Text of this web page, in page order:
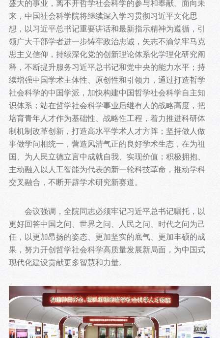
盛大的事业，离不开哲学社会科学的参与和奉献。面向未
来，中国社会科学院将继续深入学习贯彻习近平文化思
想，以习近平总书记重要讲话和最新指示精神为遵循，引
领广大干部学者进一步铸牢政治忠诚，矢志不渝筑牢马克
思主义信仰，持续深化党的创新理论体系化学理化研究阐
释，不断提升服务习近平总书记和党中央的能力水平；持
续增强中国学术主体性、原创性和引领力，通过打造哲学
社会科学的中国学派，加快构建中国哲学社会科学自主知
识体系；站在哲学社会科学事业后继有人的战略高度，把
培育青年人才作为基础性、战略性工程，着力推进科研体
制机制改革创新，打造高水平学术人才方阵；坚持做人做
事做学问相统一，营造风清气正的良好学术生态，在为祖
国、为人民立德立言中成就自我、实现价值；积极拥抱、
主动融入以人工智能为代表的新一轮科技革命，推动学科
交叉融合，不断开辟学术研究新赛道。
会议强调，全院同志必须牢记习近平总书记嘱托，以
更好回答中国之问、世界之问、人民之问、时代之问为己
任，以更加昂扬的姿态、更加坚实的底气、更加丰硕的成
果，努力开创哲学社会科学高质量发展新局面，为中国式
现代化建设贡献更多智慧和力量。